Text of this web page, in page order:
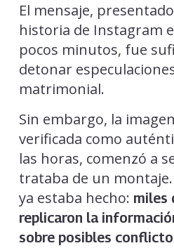
El mensaje,
historia de Instagram
pocos minutos, fue
detonar
matrimonial.
Sin embargo, la
verificada como
las horas, comenzó a
trataba de un
ya estaba hecho: miles
replicaron la
sobre posibles